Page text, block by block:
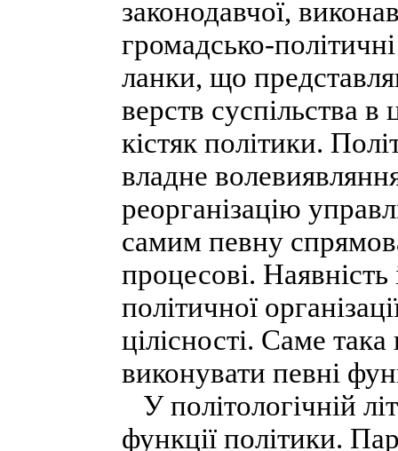
законодавчої,
громадсько-
ланки, що
верств суспільства в
кістяк політики.
владне
реорганізацію
самим певну
процесові. Наявність
політичної
цілісності. Саме така
виконувати певні
У політологічній
функції політики.